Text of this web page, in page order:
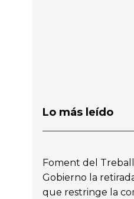
Lo más leído
Foment del
Gobierno la
que restringe la